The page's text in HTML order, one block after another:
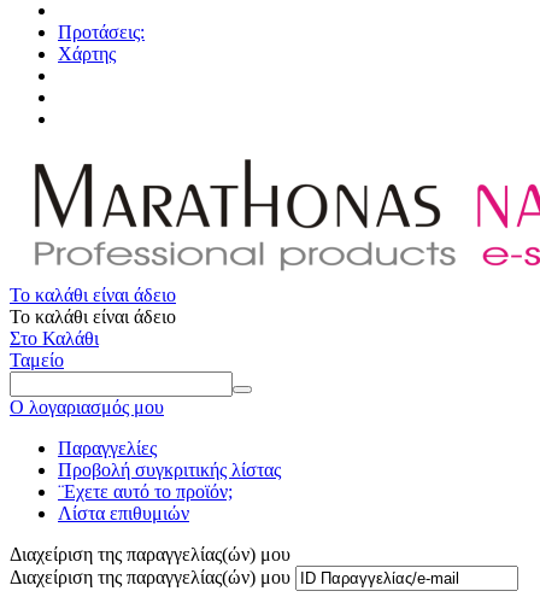
Προτάσεις:
Χάρτης
Το καλάθι είναι άδειο
Το καλάθι είναι άδειο
Στο Καλάθι
Ταμείο
Ο λογαριασμός μου
Παραγγελίες
Προβολή συγκριτικής λίστας
¨Εχετε αυτό το προϊόν;
Λίστα επιθυμιών
Διαχείριση της παραγγελίας(ών) μου
Διαχείριση της παραγγελίας(ών) μου